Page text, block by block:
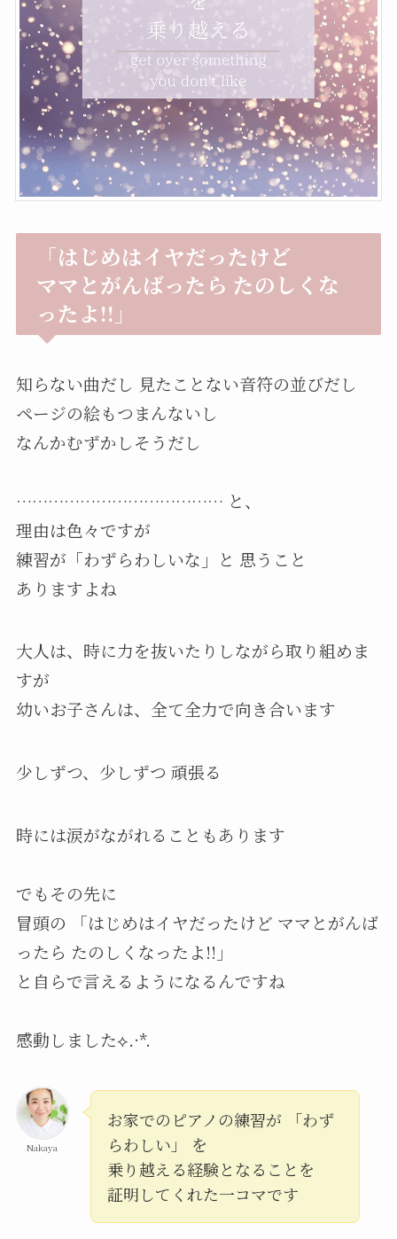
「はじめはイヤだったけど
ママとがんばったら たのしくな
ったよ!!」
知らない曲だし 見たことない音符の並びだし
ページの絵もつまんないし
なんかむずかしそうだし
………………………………… と、
理由は色々ですが
練習が「わずらわしいな」と 思うこと
ありますよね
大人は、時に力を抜いたりしながら取り組めま
すが
幼いお子さんは、全て全力で向き合います
少しずつ、少しずつ 頑張る
時には涙がながれることもあります
でもその先に
冒頭の 「はじめはイヤだったけど ママとがんば
ったら たのしくなったよ!!」
と自らで言えるようになるんですね
感動しました⟡.·*.
Nakaya
お家でのピアノの練習が 「わず
らわしい」 を
乗り越える経験となることを
証明してくれた一コマです